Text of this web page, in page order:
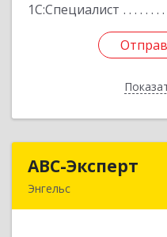
1С:Специалист
АВС-Эксперт
Энгельс